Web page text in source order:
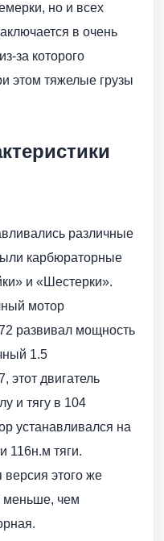
но и всех
в очень
за которого
этом тяжелые грузы
различные
карбюраторные
и «Шестерки».
мотор
развивал мощность
1.5
этот двигатель
и тягу в 104
устанавливался на
116н.м тяги.
версия этого же
меньше, чем